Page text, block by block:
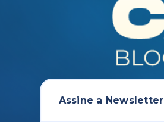
Assine a Newsletter